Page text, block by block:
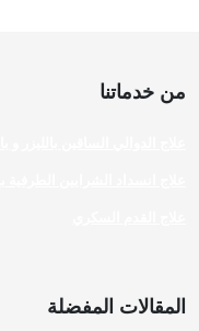
من خدماتنا
المقالات المفضلة